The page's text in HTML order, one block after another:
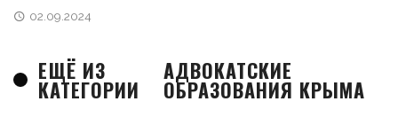
02.09.2024
ЕЩЁ ИЗ
КАТЕГОРИИ
АДВОКАТСКИЕ
ОБРАЗОВАНИЯ КРЫМА